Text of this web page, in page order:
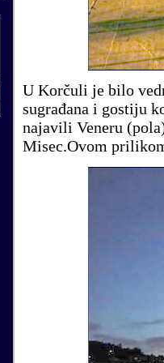
U Korčuli je bilo
sugrađana i gostiju
najavili Veneru
Misec.Ovom